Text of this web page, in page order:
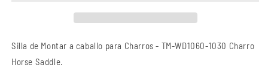
1030
Horse
1030
Silla de Montar a caballo para Charros - TM-WD1060-1030 Charro
Horse Saddle.